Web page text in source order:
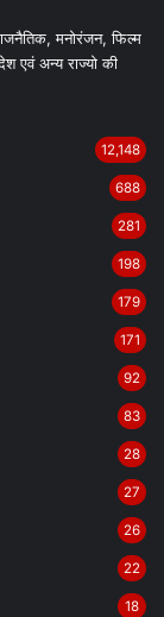
मनोरंजन, फिल्म
एवं अन्य राज्यो की
12,148
688
281
198
179
171
92
83
28
27
26
22
18